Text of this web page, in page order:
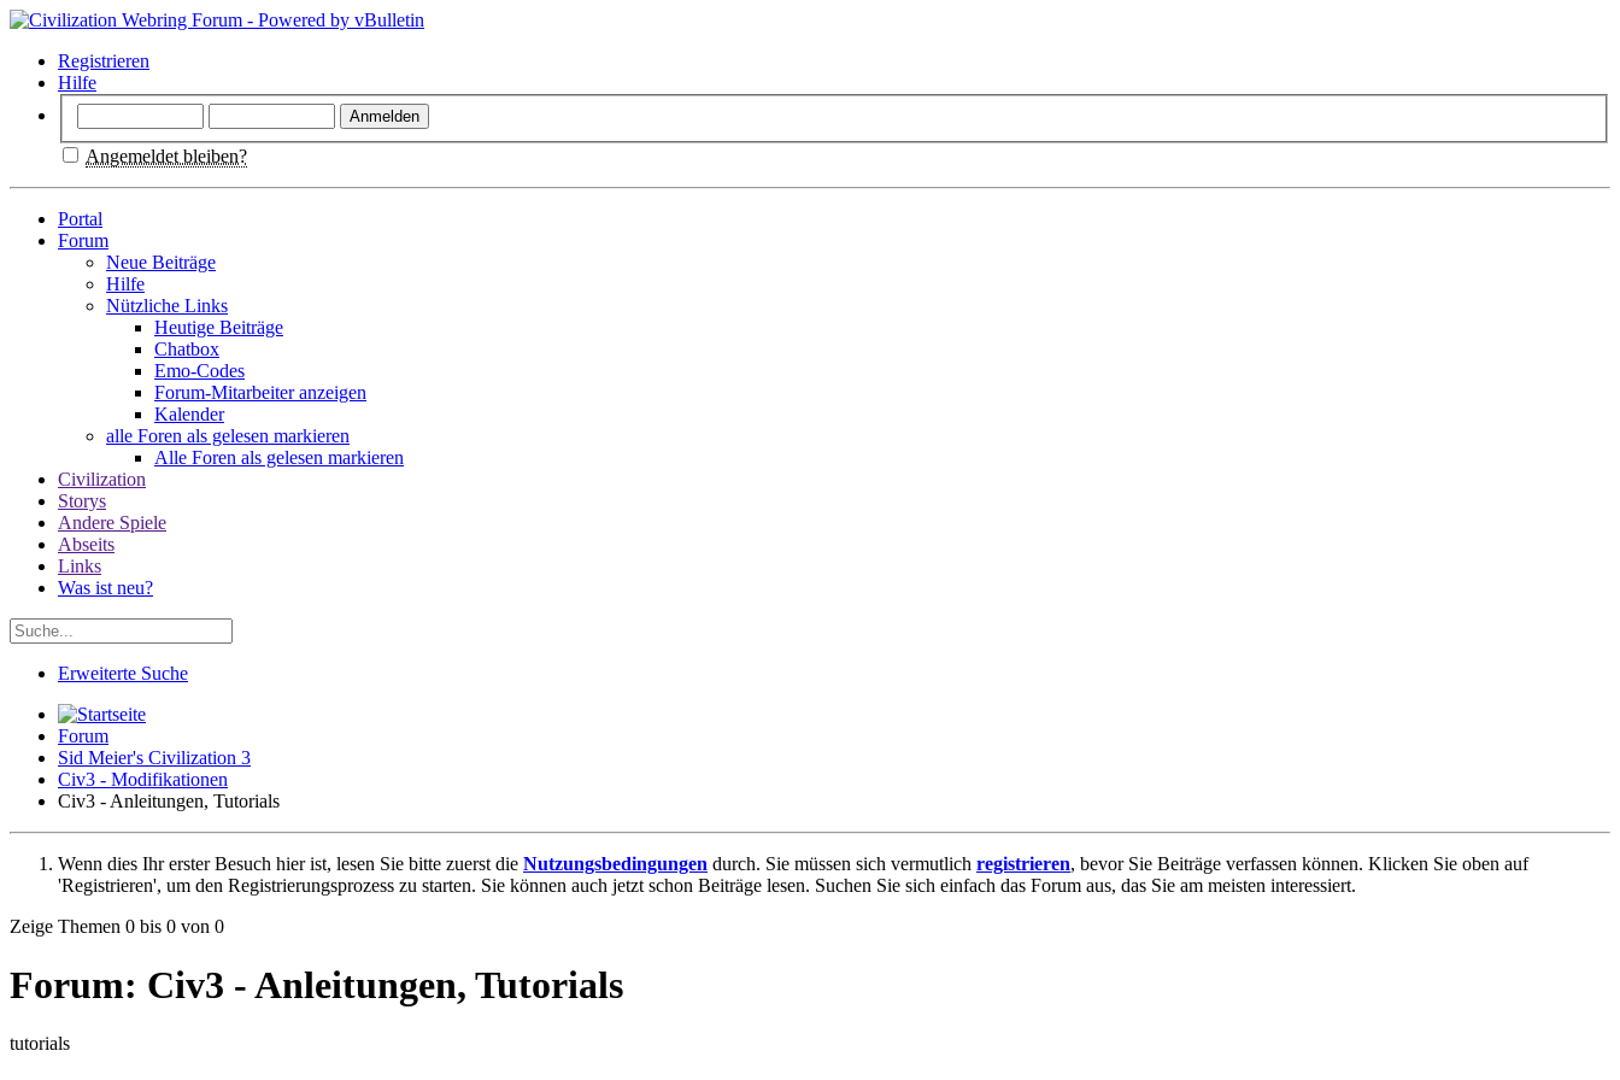
Registrieren
Hilfe
Angemeldet bleiben?
Portal
Forum
Neue Beiträge
Hilfe
Nützliche Links
Heutige Beiträge
Chatbox
Emo-Codes
Forum-Mitarbeiter anzeigen
Kalender
alle Foren als gelesen markieren
Alle Foren als gelesen markieren
Civilization
Storys
Andere Spiele
Abseits
Links
Was ist neu?
Erweiterte Suche
Forum
Sid Meier's Civilization 3
Civ3 - Modifikationen
Civ3 - Anleitungen, Tutorials
Wenn dies Ihr erster Besuch hier ist, lesen Sie bitte zuerst die Nutzungsbedingungen durch. Sie müssen sich vermutlich registrieren, bevor Sie Beiträge verfassen können. Klicken Sie oben auf
'Registrieren', um den Registrierungsprozess zu starten. Sie können auch jetzt schon Beiträge lesen. Suchen Sie sich einfach das Forum aus, das Sie am meisten interessiert.
Zeige Themen 0 bis 0 von 0
Forum: Civ3 - Anleitungen, Tutorials
tutorials